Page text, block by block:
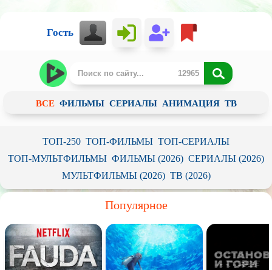
Гость
ВСЕ ФИЛЬМЫ СЕРИАЛЫ АНИМАЦИЯ ТВ
ТОП-250 ТОП-ФИЛЬМЫ ТОП-СЕРИАЛЫ
ТОП-МУЛЬТФИЛЬМЫ ФИЛЬМЫ (2026) СЕРИАЛЫ (2026)
МУЛЬТФИЛЬМЫ (2026) ТВ (2026)
Популярное